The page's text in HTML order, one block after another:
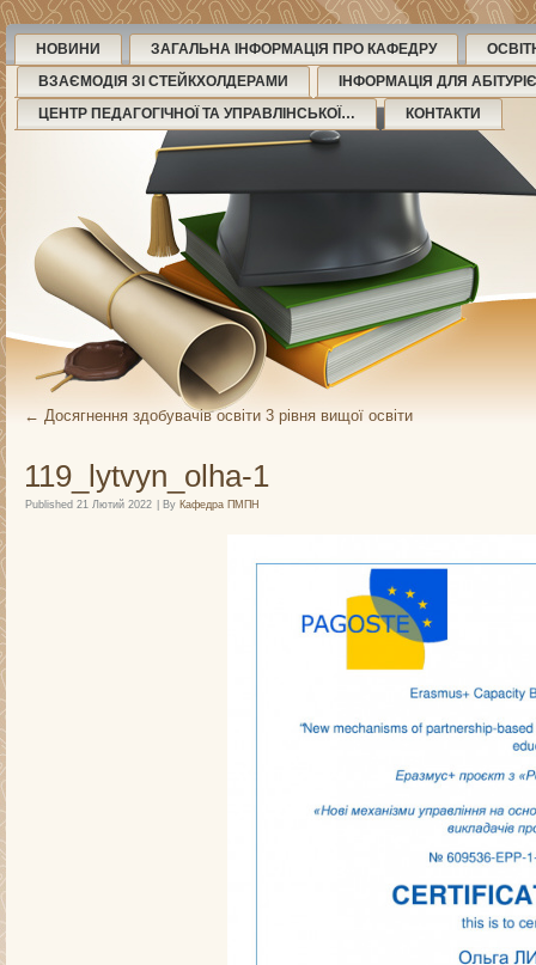
НОВИНИ ЗАГАЛЬНА ІНФОРМАЦІЯ ПРО КАФЕДРУ
ВЗАЄМОДІЯ ЗІ СТЕЙКХОЛДЕРАМИ
ІНФОРМАЦІЯ ДЛЯ
ЦЕНТР ПЕДАГОГІЧНОЇ ТА УПРАВЛІНСЬКОЇ…
КОНТАКТИ
← Досягнення здобувачів освіти 3 рівня вищої освіти
119_lytvyn_olha-1
Published 21 Лютий 2022 By Кафедра ПМПН